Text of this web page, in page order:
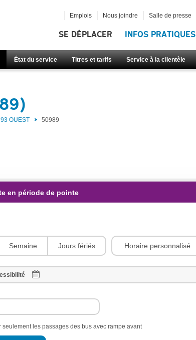
SE DÉPLACER INFOS PRATIQUES
État du service Titres et tarifs Service à la clientèle
Emplois Nous joindre Salle de presse
OUEST 50989
en période de pointe
Semaine Jours fériés Horaire personnalisé
seulement les passages des bus avec rampe avant